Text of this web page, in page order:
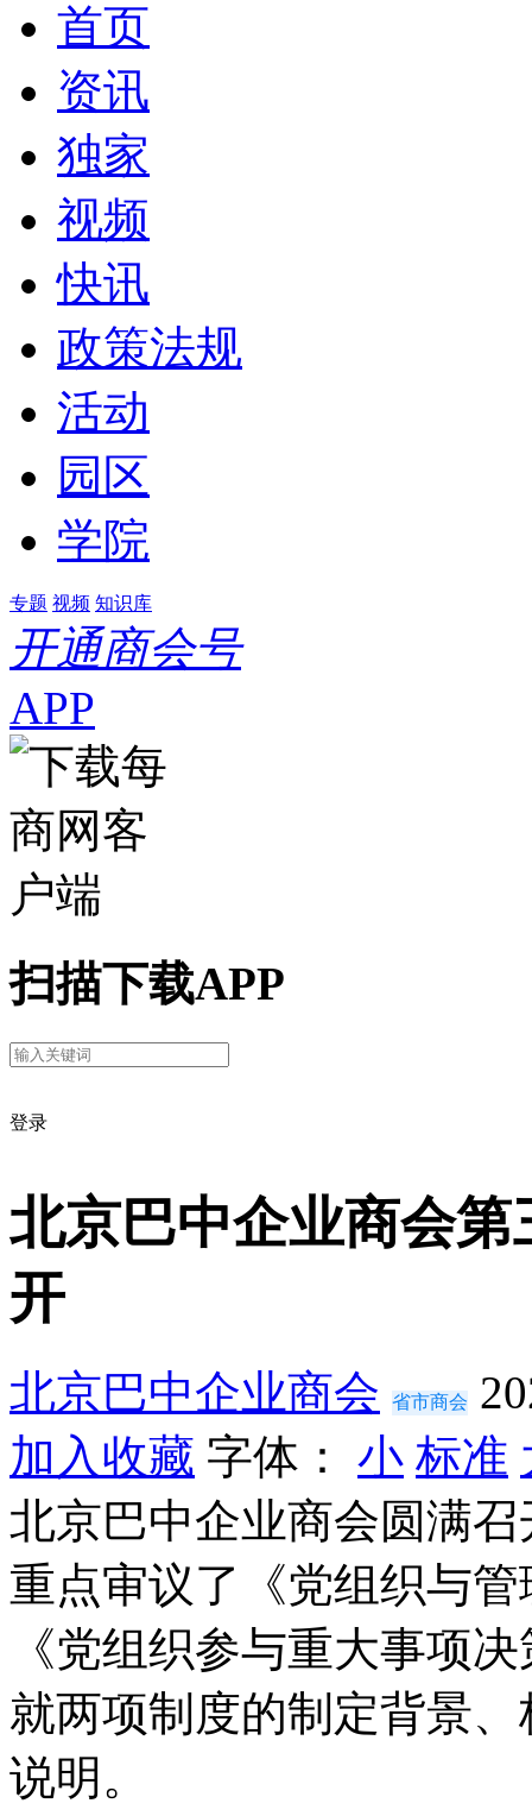
首页
资讯
独家
视频
快讯
政策法规
活动
园区
学院
专题 视频 知识库
开通商会号
APP
扫描下载APP
登录
北京巴中企业商会
开
北京巴中企业商会 省市商会
加入收藏 字体： 小 标准
北京巴中企业商会圆满
重点审议了《党组织与
《党组织参与重大事项
就两项制度的制定背景
说明。